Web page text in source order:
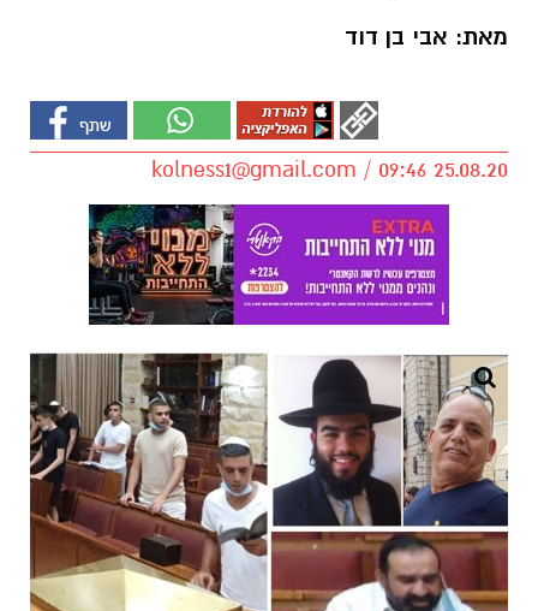
מאת: אבי בן דוד
kolness1@gmail.com / 09:46 25.08.20